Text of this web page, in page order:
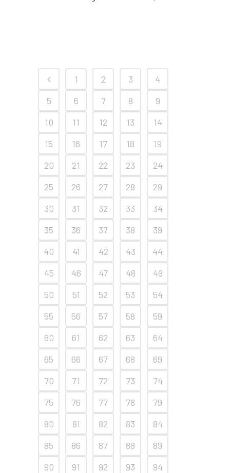
1 2 3
4
5
6 7 8
9
10
11 12 13
14
15
16 17 18
19
20
21 22 23
24
25
26 27 28
29
30
31 32 33
34
35
36 37 38
39
40
41 42 43
44
45
46 47 48
49
50
51 52 53
54
55
56 57 58
59
60
61 62 63
64
65
66 67 68
69
70
71 72 73
74
75
76 77 78
79
80
81 82 83
84
85
86 87 88
89
90
91 92 93
94